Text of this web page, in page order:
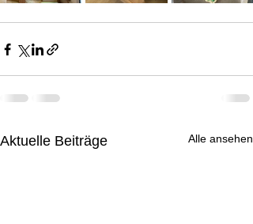
Aktuelle Beiträge Alle ansehen